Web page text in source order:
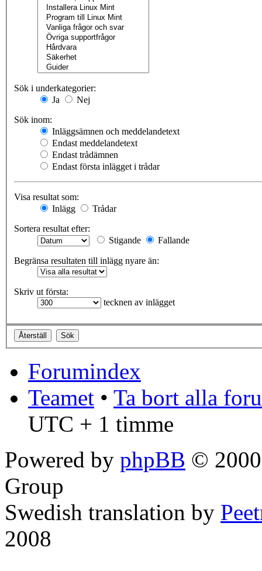
Sök i underkategorier:
Ja
Nej
Sök inom:
Inläggsämnen och meddelandetext
Endast meddelandetext
Endast trådämnen
Endast första inlägget i trådar
Visa resultat som:
Inlägg
Trådar
Sortera resultat efter:
Stigande
Fallande
Begränsa resultaten till inlägg nyare än:
Skriv ut första:
tecknen av inlägget
Forumindex
Teamet • Ta bort alla
UTC + 1 timme
Powered by phpBB ©
Group
Swedish translation by
2008